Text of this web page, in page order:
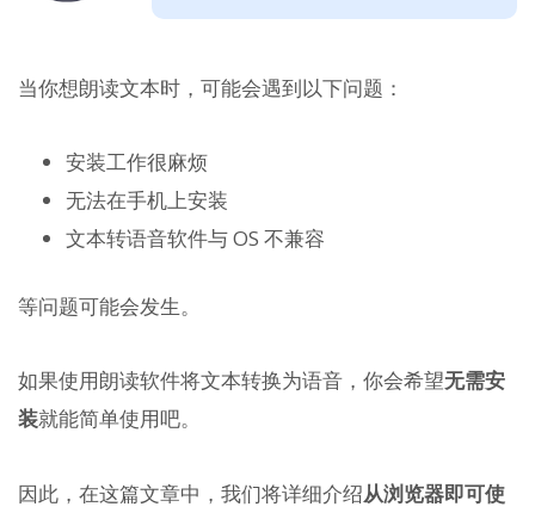
当你想朗读文本时，可能会遇到以下问题：
安装工作很麻烦
无法在手机上安装
文本转语音软件与 OS 不兼容
等问题可能会发生。
如果使用朗读软件将文本转换为语音，你会希望无需安
装就能简单使用吧。
因此，在这篇文章中，我们将详细介绍从浏览器即可使